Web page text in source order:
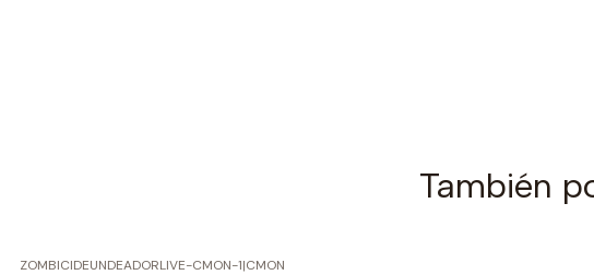
También
ZOMBICIDEUNDEADORLIVE-CMON-1|CMON